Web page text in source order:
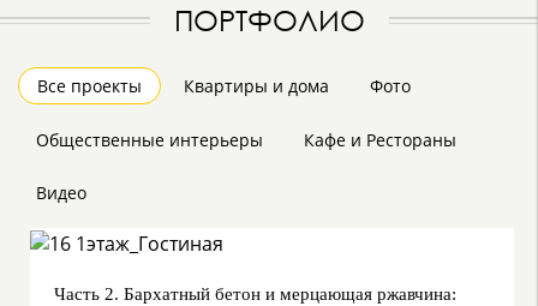
ПОРТФОЛИО
Все проекты Квартиры и дома Фото
Общественные интерьеры Кафе и Рестораны
Видео
Часть 2. Бархатный бетон и мерцающая ржавчина: